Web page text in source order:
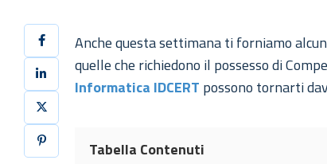
Anche questa settimana ti forniamo
quelle che richiedono il possesso di
Informatica IDCERT possono tornarti
Tabella Contenuti